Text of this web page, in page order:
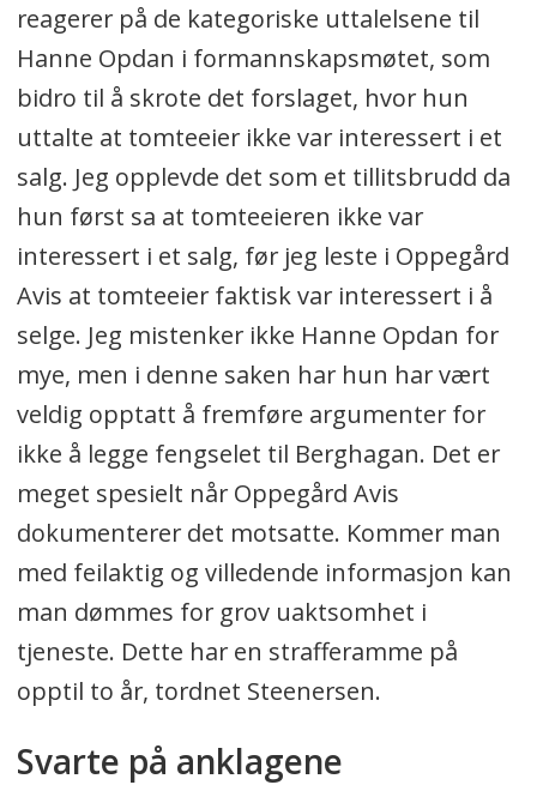
reagerer på de kategoriske uttalelsene til
Hanne Opdan i formannskapsmøtet, som
bidro til å skrote det forslaget, hvor hun
uttalte at tomteeier ikke var interessert i et
salg. Jeg opplevde det som et tillitsbrudd da
hun først sa at tomteeieren ikke var
interessert i et salg, før jeg leste i Oppegård
Avis at tomteeier faktisk var interessert i å
selge. Jeg mistenker ikke Hanne Opdan for
mye, men i denne saken har hun har vært
veldig opptatt å fremføre argumenter for
ikke å legge fengselet til Berghagan. Det er
meget spesielt når Oppegård Avis
dokumenterer det motsatte. Kommer man
med feilaktig og villedende informasjon kan
man dømmes for grov uaktsomhet i
tjeneste. Dette har en strafferamme på
opptil to år, tordnet Steenersen.
Svarte på anklagene